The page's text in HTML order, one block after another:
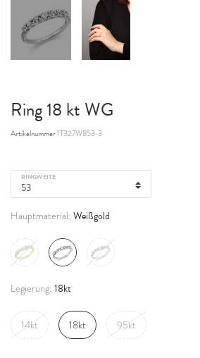
Ring 18 kt WG
Artikelnummer1T327W853-3
RINGWEITE
Hauptmaterial: Weißgold
Legierung: 18kt
14kt 18kt 95kt